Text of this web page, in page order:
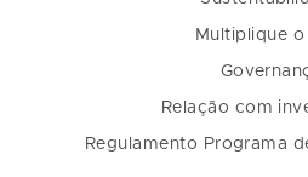
Multiplique o
Relação com
Regulamento Programa